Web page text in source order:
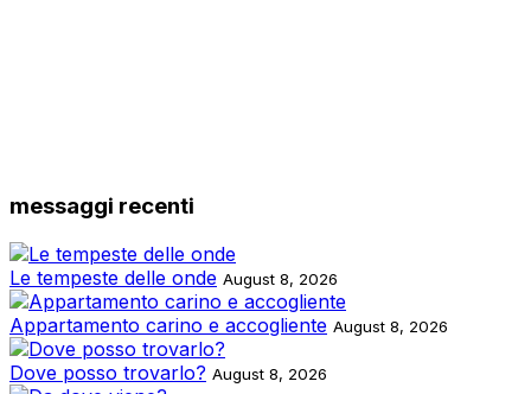
messaggi recenti
Le tempeste delle onde August 8, 2026
Appartamento carino e accogliente August 8, 2026
Dove posso trovarlo? August 8, 2026